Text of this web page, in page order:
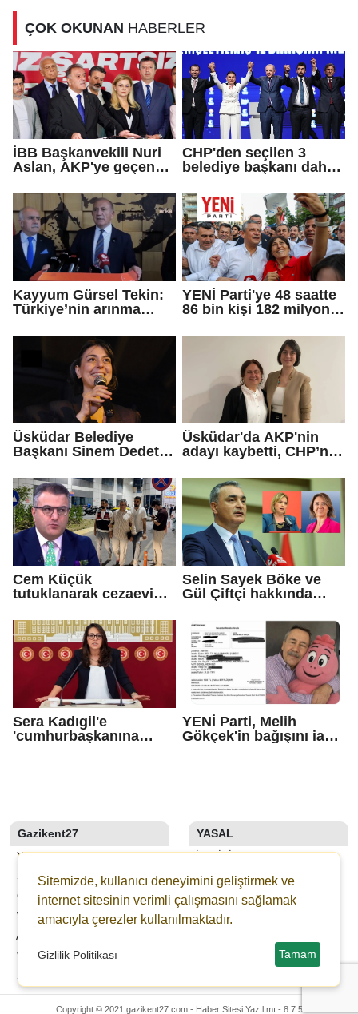
ÇOK OKUNAN HABERLER
İBB Başkanvekili Nuri
Aslan, AKP'ye geçen
iddialarına yanıt verdi
CHP'den seçilen 3
belediye başkanı daha
Kayyum Gürsel Tekin:
Türkiye’nin arınma
geldiniz...
YENİ Parti'ye 48 saatte
86 bin kişi 182 milyon
Üsküdar Belediye
Başkanı Sinem Dedetaş
Üsküdar'da AKP'nin
adayı kaybetti, CHP’nin
Çetinkaya Başkan
Vekili seçildi
Cem Küçük
tutuklanarak cezaevine
Selin Sayek Böke ve
Gül Çiftçi hakkında
başlatılacak
Sera Kadıgil'e
'cumhurbaşkanına
YENİ Parti, Melih
Gökçek'in bağışını iade
Gazikent27
YAZARLAR
SON DAKİKA
GALERİLER
WEBTV
ANKETLER
WİKİ
ŞEHİR REHBERİ
YASAL
İLETIŞIM
KÜNYE
YAYIN İLKELERI
KURALLAR
KULLANICI SÖZLEŞMESI
Sitemizde, kullanıcı deneyimini geliştirmek ve
internet sitesinin verimli çalışmasını sağlamak
amacıyla çerezler kullanılmaktadır.
Gizlilik Politikası Tamam
Copyright © 2021 gazikent27.com - Haber Sitesi Yazılımı - 8.7.5